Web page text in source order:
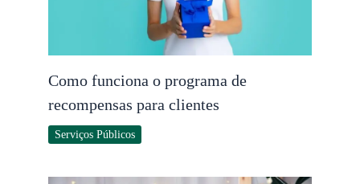
Como funciona o programa de
recompensas para clientes
Serviços Públicos